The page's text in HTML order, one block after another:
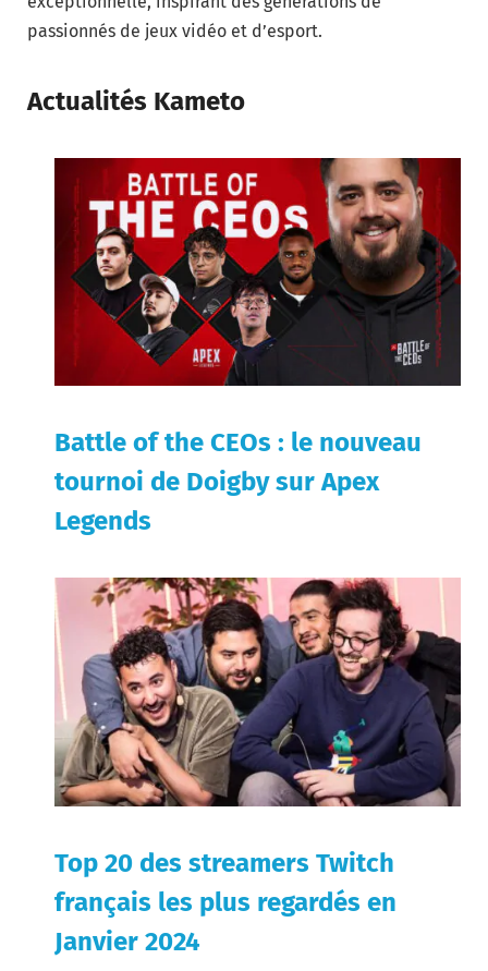
passionnés de jeux vidéo et d’esport.
Actualités Kameto
Battle of the CEOs : le nouveau
tournoi de Doigby sur Apex
Legends
Top 20 des streamers Twitch
français les plus regardés en
Janvier 2024